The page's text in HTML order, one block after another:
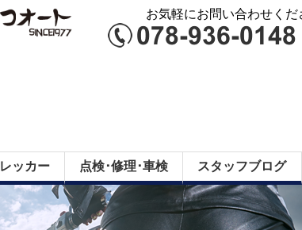
お気軽にお問い合わせくだ
レッカー 点検･修理･車検 スタッフブログ